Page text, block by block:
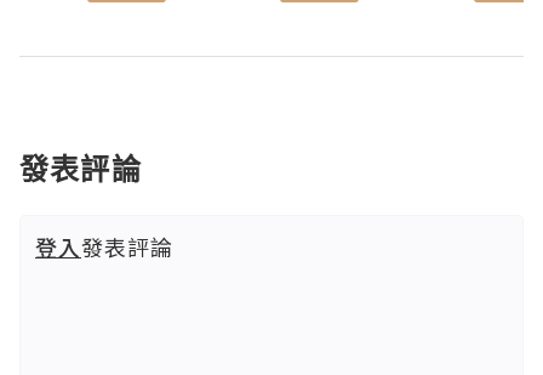
發表評論
登入發表評論